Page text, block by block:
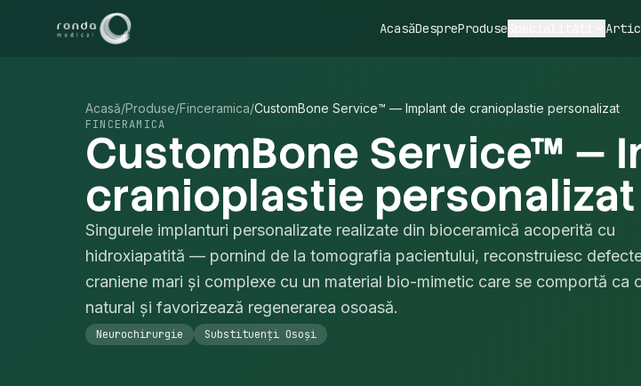
AcasăDespreProduse
Acasă/Produse/Finceramica/CustomBone Service™ — Implant de cranioplastie personalizat
FINCERAMICA
CustomBone Service™ —
cranioplastie personalizat
Singurele implanturi personalizate realizate din bioceramică acoperită cu
hidroxiapatită — pornind de la tomografia pacientului, reconstruiesc
craniene mari și complexe cu un material bio-mimetic care se comportă ca
natural și favorizează regenerarea osoasă.
Neurochirurgie Substituenți Osoși